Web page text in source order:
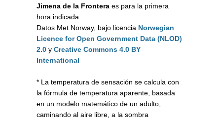
Jimena de la Frontera es para la primera
hora indicada.
Datos Met Norway, bajo licencia Norwegian
Licence for Open Government Data (NLOD)
2.0 y Creative Commons 4.0 BY
International
* La temperatura de sensación se calcula con
la fórmula de temperatura aparente, basada
en un modelo matemático de un adulto,
caminando al aire libre, a la sombra